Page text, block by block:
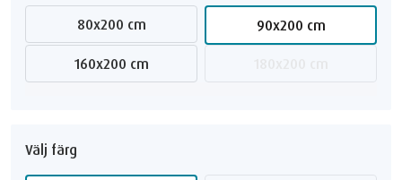
80x200 cm 90x200 cm
160x200 cm
Välj färg